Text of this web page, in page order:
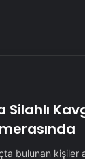
Silahlı
bulunan kişiler